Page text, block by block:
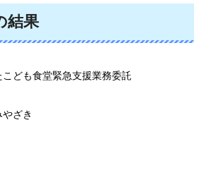
結果
ども食堂緊急支援業務委託
ざき